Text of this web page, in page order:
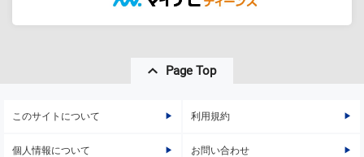
Page Top
このサイトについて 利用規約
個人情報について お問い合わせ